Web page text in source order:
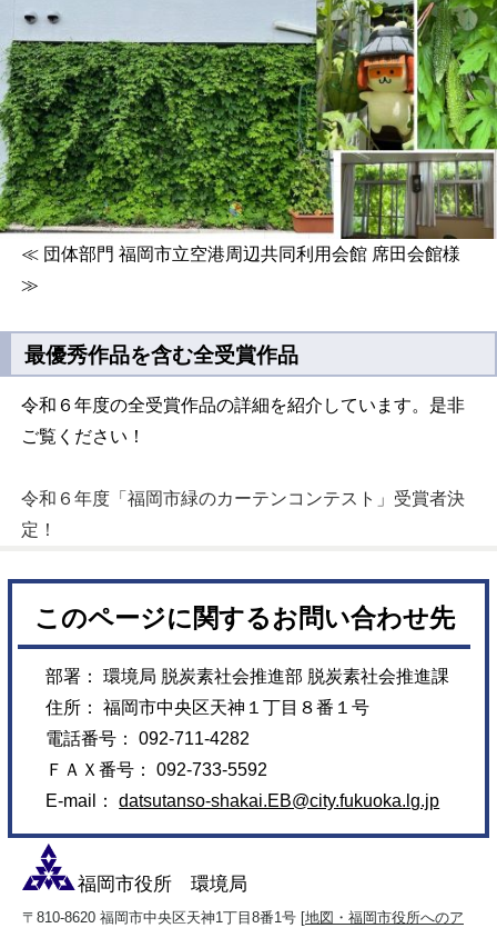
≪ 団体部門 福岡市立空港周辺共同利用会館 席田会館様
≫
最優秀作品を含む全受賞作品
令和６年度の全受賞作品の詳細を紹介しています。是非
ご覧ください！
令和６年度「福岡市緑のカーテンコンテスト」受賞者決
定！
このページに関するお問い合わせ先
部署： 環境局 脱炭素社会推進部 脱炭素社会推進課
住所： 福岡市中央区天神１丁目８番１号
電話番号： 092-711-4282
ＦＡＸ番号： 092-733-5592
E-mail：datsutanso-shakai.EB@city.fukuoka.lg.jp
福岡市役所 環境局
〒810-8620 福岡市中央区天神1丁目8番1号 [地図・福岡市役所へのア